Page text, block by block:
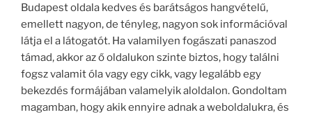
Budapest oldala kedves és barátságos hangvételű,
emellett nagyon, de tényleg, nagyon sok információval
látja el a látogatót. Ha valamilyen fogászati panaszod
támad, akkor az ő oldalukon szinte biztos, hogy találni
fogsz valamit óla vagy egy cikk, vagy legalább egy
bekezdés formájában valamelyik aloldalon. Gondoltam
magamban, hogy akik ennyire adnak a weboldalukra, és